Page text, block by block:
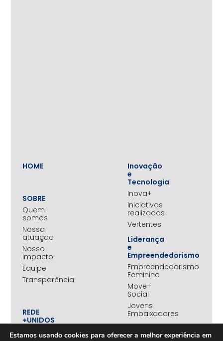
HOME
SOBRE
Quem
somos
Nossa
atuação
Nosso
impacto
Equipe
Transparência
REDE
+UNIDOS
Parceiros
Inovação
e
Tecnologia
Inova+
Iniciativas
realizadas
Vertentes
Liderança
e
Empreendedorismo
Empreendedorismo
Feminino
Move+
Social
Jovens
Embaixadores
Emergenciais
Estamos usando cookies para oferecer a melhor experiência em